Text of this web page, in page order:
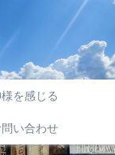
を感じる
問い合わせ